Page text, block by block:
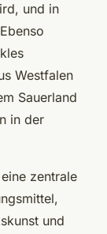
und in
Westfalen
Sauerland
in der
zentrale
und